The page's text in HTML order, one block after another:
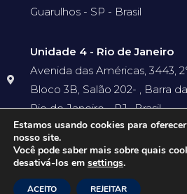
Guarulhos - SP - Brasil
Unidade 4 - Rio de Janeiro
Avenida das Américas, 3443,
Bloco 3B, Salão 202- , Barra
Rio de Janeiro - RJ- Brasil
Ⓒ GRUPO INTERNATIONAL 2023 - TODOS
Estamos usando cookies para
nosso site.
Você pode saber mais sobre quais
desativá-los em settings.
ACEITO REJEITAR